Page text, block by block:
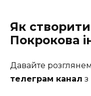
Як
Покрокова
Давайте
телеграм канал з